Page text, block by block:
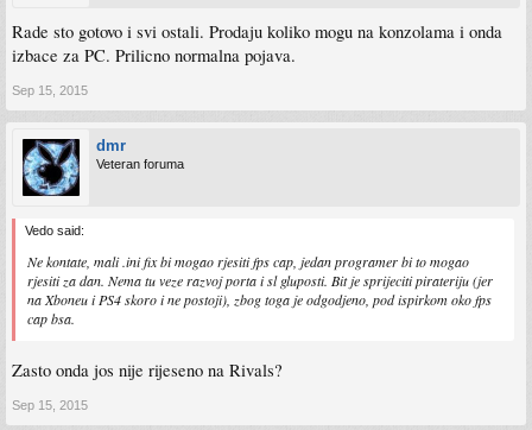
Rade sto gotovo i svi ostali. Prodaju koliko mogu na konzolama i onda
izbace za PC. Prilicno normalna pojava.
Sep 15, 2015
dmr
Veteran foruma
Vedo said:
Ne kontate, mali .ini fix bi mogao rjesiti fps cap, jedan programer bi to mogao
rjesiti za dan. Nema tu veze razvoj porta i sl gluposti. Bit je sprijeciti pirateriju (jer
na Xboneu i PS4 skoro i ne postoji), zbog toga je odgodjeno, pod ispirkom oko fps
cap bsa.
Zasto onda jos nije rijeseno na Rivals?
Sep 15, 2015